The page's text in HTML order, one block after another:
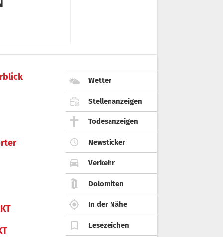
Wetter
Stellenanzeigen
Todesanzeigen
Newsticker
Verkehr
Dolomiten
In der Nähe
Lesezeichen